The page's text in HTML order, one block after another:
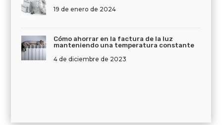
19 de enero de 2024
Cómo ahorrar en la factura de la luz
manteniendo una temperatura constante
4 de diciembre de 2023